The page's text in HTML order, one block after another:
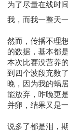
为了尽量在线时
我，而我一整天
然而，传播不理
的数据，基本都
本次比赛没营养
到四个波段充数
晚，因为我的蜗
能放弃，昨晚更
并卵，结果又是
说多了都是泪，